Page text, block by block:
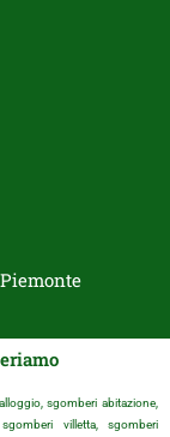
sgomberi abitazione,
villetta, sgomberi